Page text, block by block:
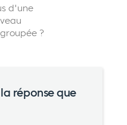
d'une
?
réponse que